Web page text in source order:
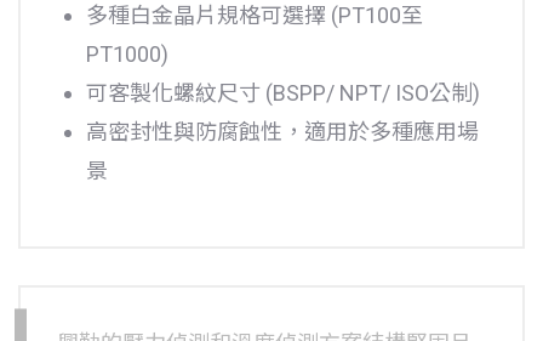
多種白金晶片規格可選擇 (PT100至
PT1000)
可客製化螺紋尺寸 (BSPP/ NPT/ ISO公制)
高密封性與防腐蝕性，適用於多種應用場
景